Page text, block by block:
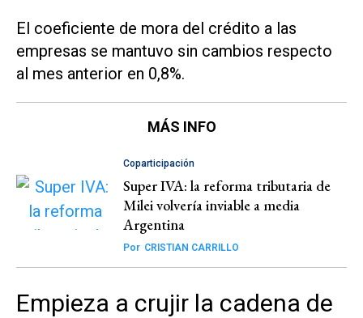
El coeficiente de mora del crédito a las
empresas se mantuvo sin cambios respecto
al mes anterior en 0,8%.
MÁS INFO
Coparticipación
Super IVA: la reforma tributaria de
Milei volvería inviable a media
Argentina
Por CRISTIAN CARRILLO
Empieza a crujir la cadena de